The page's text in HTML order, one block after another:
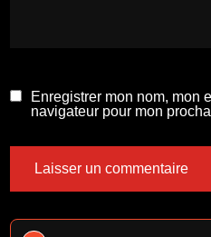
Enregistrer mon nom, mon
navigateur pour mon